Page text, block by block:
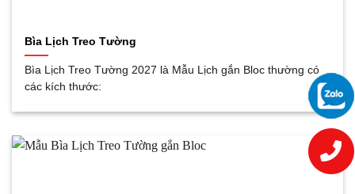
Bìa Lịch Treo Tường
Bìa Lịch Treo Tường 2027 là Mẫu Lịch gắn Bloc thường có
các kích thước: